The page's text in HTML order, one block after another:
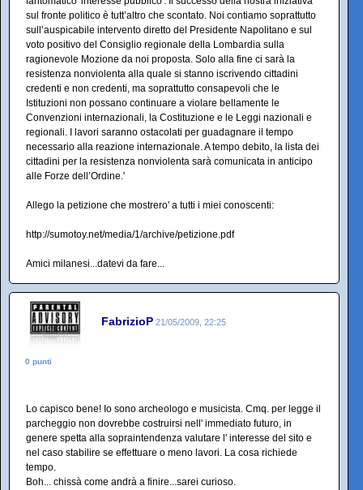
sul fronte politico è tutt’altro che scontato. Noi contiamo soprattutto
sull’auspicabile intervento diretto del Presidente Napolitano e sul
voto positivo del Consiglio regionale della Lombardia sulla
ragionevole Mozione da noi proposta. Solo alla fine ci sarà la
resistenza nonviolenta alla quale si stanno iscrivendo cittadini
credenti e non credenti, ma soprattutto consapevoli che le
Istituzioni non possano continuare a violare bellamente le
Convenzioni internazionali, la Costituzione e le Leggi nazionali e
regionali. I lavori saranno ostacolati per guadagnare il tempo
necessario alla reazione internazionale. A tempo debito, la lista dei
cittadini per la resistenza nonviolenta sarà comunicata in anticipo
alle Forze dell’Ordine.'
Allego la petizione che mostrero' a tutti i miei conoscenti:
http://sumotoy.net/media/1/archive/petizione.pdf
Amici milanesi...datevi da fare...
FabrizioP 21/05/2009, 22:25
0 punti
Lo capisco bene! Io sono archeologo e musicista. Cmq. per legge il
parcheggio non dovrebbe costruirsi nell' immediato futuro, in
genere spetta alla sopraintendenza valutare l' interesse del sito e
nel caso stabilire se effettuare o meno lavori. La cosa richiede
tempo.
Boh... chissà come andrà a finire...sarei curioso.